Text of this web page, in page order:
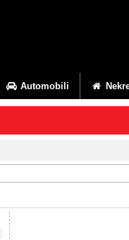
Automobili